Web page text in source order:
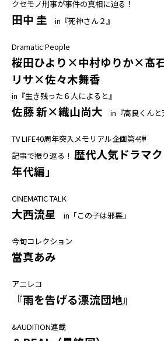
クセモノ刑事が事件の真相に迫る！
田中 圭 in『死神さん２』
Dramatic People
桜田ひより×中村ゆりか×髙
リサ×佐々木舞香
in『生き残った６人によると』
佐藤 新×織山尚大 in『高良くんと
TV LIFE40周年突入メモリアル企画第4弾
記事で振り返る！ 歴代人気ドラマ
年代編」
CINEMATIC TALK
大西流星 in「この子は邪悪」
今旬コレクション
當真あみ
アニレコ
『雨を告げる漂流団地』
&AUDITION連載